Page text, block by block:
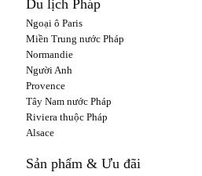
Du lịch Pháp
Ngoại ô Paris
Miền Trung nước Pháp
Normandie
Người Anh
Provence
Tây Nam nước Pháp
Riviera thuộc Pháp
Alsace
Sản phẩm & Ưu đãi